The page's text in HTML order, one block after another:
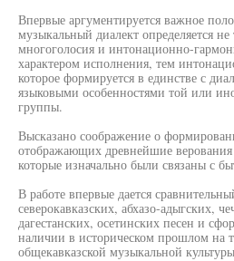
Впервые аргументируется важное
музыкальный диалект определяется
многоголосия и интонационно-
характером исполнения, тем
которое формируется в единстве с
языковыми особенностями той или
группы.
Высказано соображение о
отображающих древнейшие верования
которые изначально были связаны с
В работе впервые дается
северокавказских, абхазо-адыгских,
дагестанских, осетинских песен и
наличии в историческом прошлом на
общекавказской музыкальной